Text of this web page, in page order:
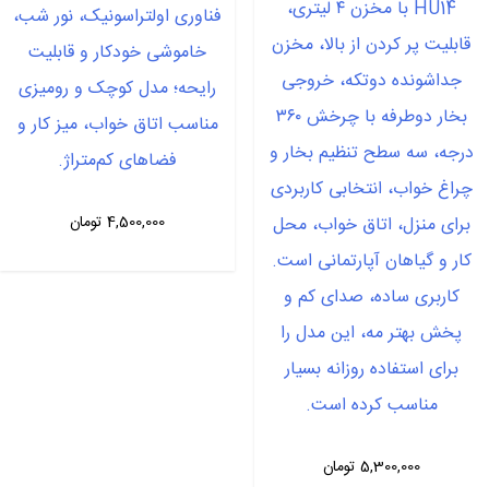
HU14 با مخزن ۴ لیتری،
قابلیت پر کردن از بالا، مخزن
جداشونده دو‌تکه، خروجی
بخار دوطرفه با چرخش ۳۶۰
درجه، سه سطح تنظیم بخار و
چراغ خواب، انتخابی کاربردی
برای منزل، اتاق خواب، محل
کار و گیاهان آپارتمانی است.
کاربری ساده، صدای کم و
پخش بهتر مه، این مدل را
برای استفاده روزانه بسیار
مناسب کرده است.
5,300,000 تومان
فناوری اولتراسونیک، نور شب،
خاموشی خودکار و قابلیت
رایحه؛ مدل کوچک و رومیزی
مناسب اتاق خواب، میز کار و
فضاهای کم‌متراژ.
4,500,000 تومان